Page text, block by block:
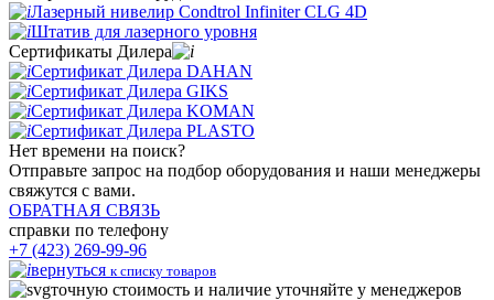
Лазерный нивелир Condtrol Infiniter CLG 4D
Штатив для лазерного уровня
Сертификаты Дилера
Сертификат Дилера DAHAN
Сертификат Дилера GIKS
Сертификат Дилера KOMAN
Сертификат Дилера PLASTO
Нет времени на поиск?
Отправьте запрос на подбор оборудования и наши менеджеры
свяжутся с вами.
ОБРАТНАЯ СВЯЗЬ
справки по телефону
+7 (423) 269-99-96
вернуться к списку товаров
точную стоимость и наличие уточняйте у менеджеров